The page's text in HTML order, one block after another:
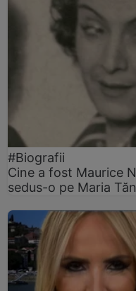
#Biografii
Cine a fost Maurice
sedus-o pe Maria